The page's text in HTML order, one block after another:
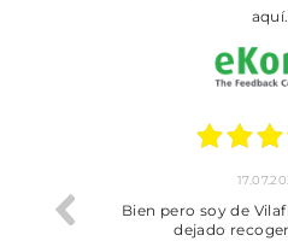
aquí.
trobat
Bien pero soy de
dejado